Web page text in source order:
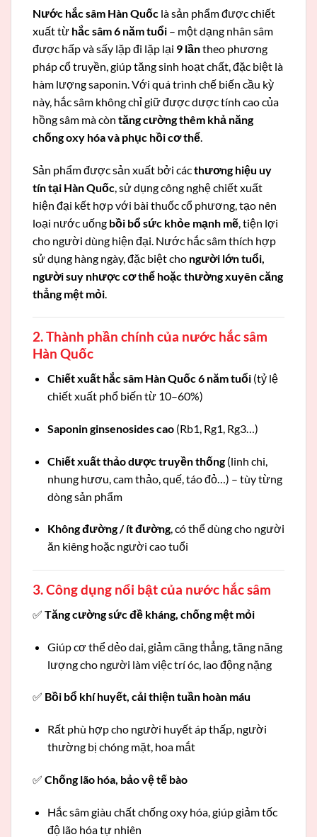
Nước hắc sâm Hàn Quốc là sản phẩm được chiết
xuất từ hắc sâm 6 năm tuổi – một dạng nhân sâm
được hấp và sấy lặp đi lặp lại 9 lầntheo phương
pháp cổ truyền, giúp tăng sinh hoạt chất, đặc biệt là
hàm lượng saponin. Với quá trình chế biến cầu kỳ
này, hắc sâm không chỉ giữ được dược tính cao của
hồng sâm mà còn tăng cường thêm khả năng
chống oxy hóa và phục hồi cơ thể.
Sản phẩm được sản xuất bởi cácthương hiệu uy
tín tại Hàn Quốc , sử dụng công nghệ chiết xuất
hiện đại kết hợp với bài thuốc cổ phương, tạo nên
loại nước uống bồi bổ sức khỏe mạnh mẽ , tiện lợi
cho người dùng hiện đại. Nước hắc sâm thích hợp
sử dụng hàng ngày, đặc biệt cho người lớn tuổi,
người suy nhược cơ thể hoặc thường xuyên căng
thẳng mệt mỏi
2. Thành phần chính của nước hắc sâm
Hàn Quốc
Chiết xuất hắc sâm Hàn Quốc 6 năm tuổi(tỷ lệ
chiết xuất phổ biến từ 10–60%)
Saponin ginsenosides cao(Rb1, Rg1, Rg3…)
Chiết xuất thảo dược truyền thống(linh chi,
nhung hươu, cam thảo, quế, táo đỏ…) – tùy từng
dòng sản phẩm
Không đường / ít đường, có thể dùng cho người
ăn kiêng hoặc người cao tuổi
3. Công dụng nổi bật của nước hắc sâm
✅ Tăng cường sức đề kháng, chống mệt mỏi
Giúp cơ thể dẻo dai, giảm căng thẳng, tăng năng
lượng cho người làm việc trí óc, lao động nặng
✅ Bồi bổ khí huyết, cải thiện tuần hoàn máu
Rất phù hợp cho người huyết áp thấp, người
thường bị chóng mặt, hoa mắt
✅ Chống lão hóa, bảo vệ tế bào
Hắc sâm giàu chất chống oxy hóa, giúp giảm tốc
độ lão hóa tự nhiên